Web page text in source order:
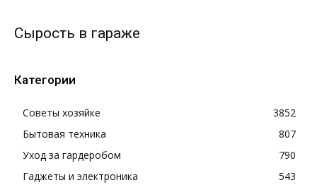
Сырость в гараже
Категории
Советы хозяйке
3852
Бытовая техника
807
Уход за гардеробом
790
Гаджеты и электроника
543